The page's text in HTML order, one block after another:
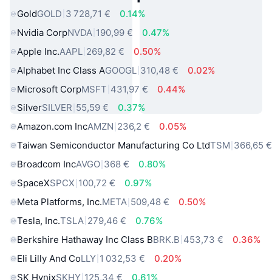
GoldGOLD 3 728,71 €
0.14%
Nvidia CorpNVDA 190,99 €
0.47%
Apple Inc.AAPL 269,82 €
0.50%
Alphabet Inc Class AGOOGL 310,48 €
0.02%
Microsoft CorpMSFT 431,97 €
0.44%
SilverSILVER 55,59 €
0.37%
Amazon.com IncAMZN 236,2 €
0.05%
Taiwan Semiconductor Manufacturing Co LtdTSM 366,65 €
Broadcom IncAVGO 368 €
0.80%
SpaceXSPCX 100,72 €
0.97%
Meta Platforms, Inc.META 509,48 €
0.50%
Tesla, Inc.TSLA 279,46 €
0.76%
Berkshire Hathaway Inc Class BBRK.B 453,73 €
0.36%
Eli Lilly And CoLLY 1 032,53 €
0.20%
SK HynixSKHY 125,34 €
0.61%